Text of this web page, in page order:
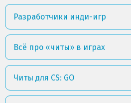
Разработчики инди-игр
Всё про «читы» в играх
Читы для CS: GO